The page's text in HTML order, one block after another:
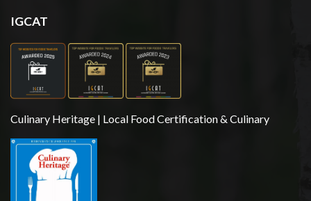
IGCAT
Culinary Heritage | Local Food Certification & Culinary